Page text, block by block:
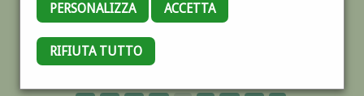
PERSONALIZZA ACCETTA
RIFIUTA TUTTO
DESIGNERS